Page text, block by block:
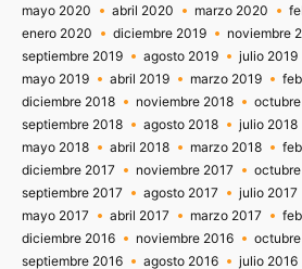
mayo 2020
abril 2020 marzo 2020
enero 2020
diciembre 2019 noviembre
septiembre 2019
agosto 2019 julio 2019
mayo 2019
abril 2019 marzo 2019
diciembre 2018
noviembre 2018
septiembre 2018
agosto 2018 julio 2018
mayo 2018
abril 2018 marzo 2018
diciembre 2017
noviembre 2017
septiembre 2017
agosto 2017 julio 2017
mayo 2017
abril 2017 marzo 2017
diciembre 2016
noviembre 2016
septiembre 2016
agosto 2016 julio 2016